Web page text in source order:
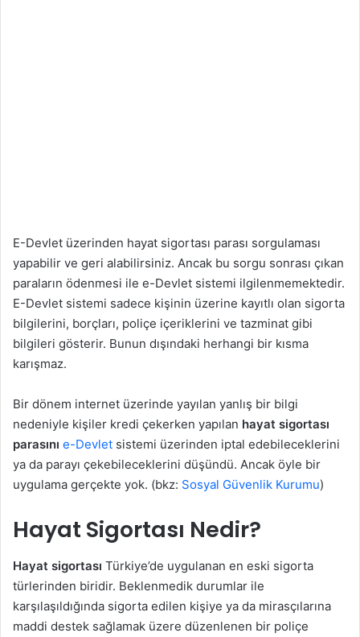
E-Devlet üzerinden hayat sigortası parası sorgulaması
yapabilir ve geri alabilirsiniz. Ancak bu sorgu sonrası çıkan
paraların ödenmesi ile e-Devlet sistemi ilgilenmemektedir.
E-Devlet sistemi sadece kişinin üzerine kayıtlı olan sigorta
bilgilerini, borçları, poliçe içeriklerini ve tazminat gibi
bilgileri gösterir. Bunun dışındaki herhangi bir kısma
karışmaz.
Bir dönem internet üzerinde yayılan yanlış bir bilgi
nedeniyle kişiler kredi çekerken yapılan hayat sigortası
parasını e-Devlet sistemi üzerinden iptal edebileceklerini
ya da parayı çekebileceklerini düşündü. Ancak öyle bir
uygulama gerçekte yok. (bkz: Sosyal Güvenlik Kurumu)
Hayat Sigortası Nedir?
Hayat sigortası Türkiye’de uygulanan en eski sigorta
türlerinden biridir. Beklenmedik durumlar ile
karşılaşıldığında sigorta edilen kişiye ya da mirasçılarına
maddi destek sağlamak üzere düzenlenen bir poliçe